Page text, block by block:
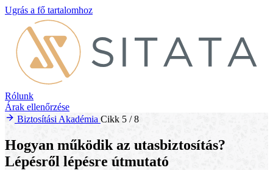
Ugrás a fő tartalomhoz
Rólunk
Árak ellenőrzése
Biztosítási Akadémia Cikk 5 / 8
Hogyan működik az utasbiztosítás?
Lépésről lépésre útmutató